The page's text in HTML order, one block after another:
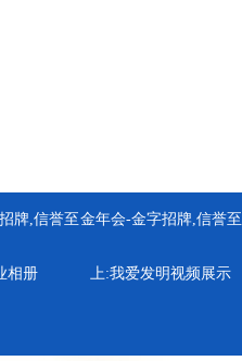
牌,信誉至
相册
金年会-金字招牌,信誉至
上:我爱发明视频展示